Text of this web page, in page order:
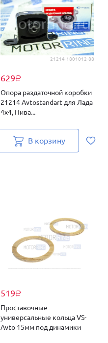
21214-1801012-88
629₽
Опора раздаточной коробки
21214 Avtostandart для Лада
4х4, Нива...
В корзину
519₽
Проставочные
универсальные кольца VS-
Avto 15мм под динамики